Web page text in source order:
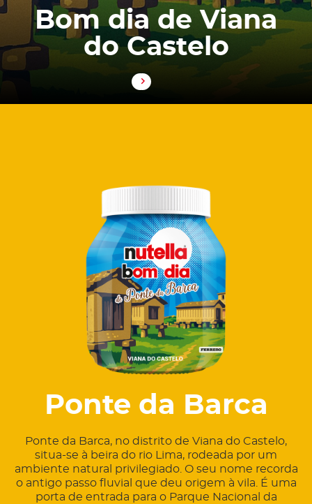
Bom dia de Viana
do Castelo
Ponte da Barca
Ponte da Barca, no distrito de Viana do Castelo,
situa-se à beira do rio Lima, rodeada por um
ambiente natural privilegiado. O seu nome recorda
o antigo passo fluvial que deu origem à vila. É uma
porta de entrada para o Parque Nacional da